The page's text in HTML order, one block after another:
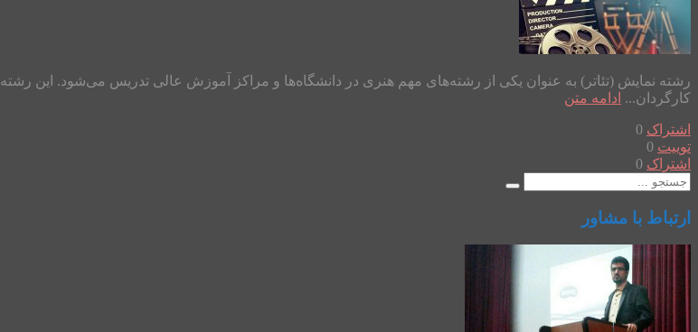
رشته نمایش (تئاتر) به عنوان یکی از رشته‌های مهم هنری در دانشگاه‌ها و مراکز آموزش عالی تدریس می‌شود. این
کارگردان... ادامه متن
اشتراک 0
توییت 0
اشتراک 0
ارتباط با مشاور